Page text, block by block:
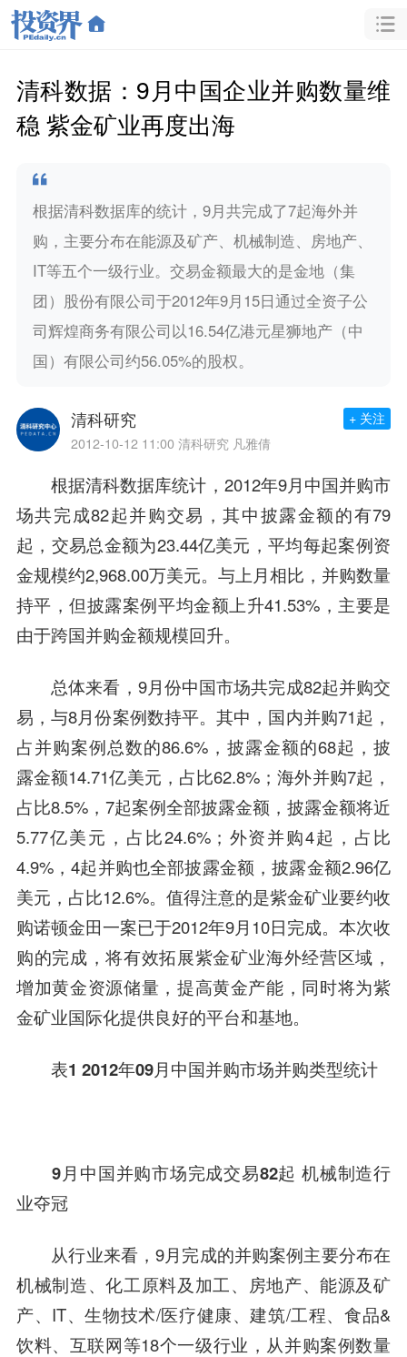
清科数据：9月中国企业并购数量维
稳 紫金矿业再度出海
根据清科数据库的统计，9月共完成了7起海外并
购，主要分布在能源及矿产、机械制造、房地产、
IT等五个一级行业。交易金额最大的是金地（集
团）股份有限公司于2012年9月15日通过全资子公
司辉煌商务有限公司以16.54亿港元星狮地产（中
国）有限公司约56.05%的股权。
清科研究
2012-10-12 11:00 清科研究 凡雅倩
+ 关注
根据清科数据库统计，2012年9月中国并购市
场共完成82起并购交易，其中披露金额的有79
起，交易总金额为23.44亿美元，平均每起案例资
金规模约2,968.00万美元。与上月相比，并购数量
持平，但披露案例平均金额上升41.53%，主要是
由于跨国并购金额规模回升。
总体来看，9月份中国市场共完成82起并购交
易，与8月份案例数持平。其中，国内并购71起，
占并购案例总数的86.6%，披露金额的68起，披
露金额14.71亿美元，占比62.8%；海外并购7起，
占比8.5%，7起案例全部披露金额，披露金额将近
5.77亿美元，占比24.6%；外资并购4起，占比
4.9%，4起并购也全部披露金额，披露金额2.96亿
美元，占比12.6%。值得注意的是紫金矿业要约收
购诺顿金田一案已于2012年9月10日完成。本次收
购的完成，将有效拓展紫金矿业海外经营区域，
增加黄金资源储量，提高黄金产能，同时将为紫
金矿业国际化提供良好的平台和基地。
表1 2012年09月中国并购市场并购类型统计
9月中国并购市场完成交易82起机械制造行
业夺冠
从行业来看，9月完成的并购案例主要分布在
机械制造、化工原料及加工、 房地产、能源及矿
产、 IT、生物技术/医疗健康、建筑/工程、食品&
饮料、 互联网等18个一级行业，从并购案例数量